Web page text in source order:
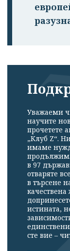
Уважаеми
научите
прочетете
„Клуб Z“.
имаме
в 97
отваряте
в търсене
истината,
сте вие –